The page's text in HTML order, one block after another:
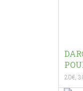
20€,